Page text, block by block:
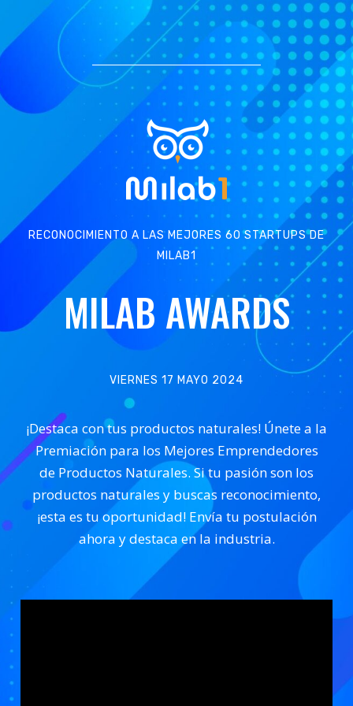
RECONOCIMIENTO A LAS MEJORES 60 STARTUPS DE
MILAB1
MILAB AWARDS
VIERNES 17 MAYO 2024
¡Destaca con tus productos naturales! Únete a la
Premiación para los Mejores Emprendedores
de Productos Naturales. Si tu pasión son los
productos naturales y buscas reconocimiento,
¡esta es tu oportunidad! Envía tu postulación
ahora y destaca en la industria.